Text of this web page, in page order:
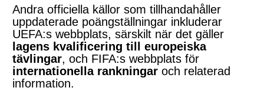
Andra officiella källor som tillhandahåller
uppdaterade poängställningar inkluderar
UEFA:s webbplats, särskilt när det gäller
lagens kvalificering till europeiska
tävlingar, och FIFA:s webbplats för
internationella rankningar och relaterad
information.